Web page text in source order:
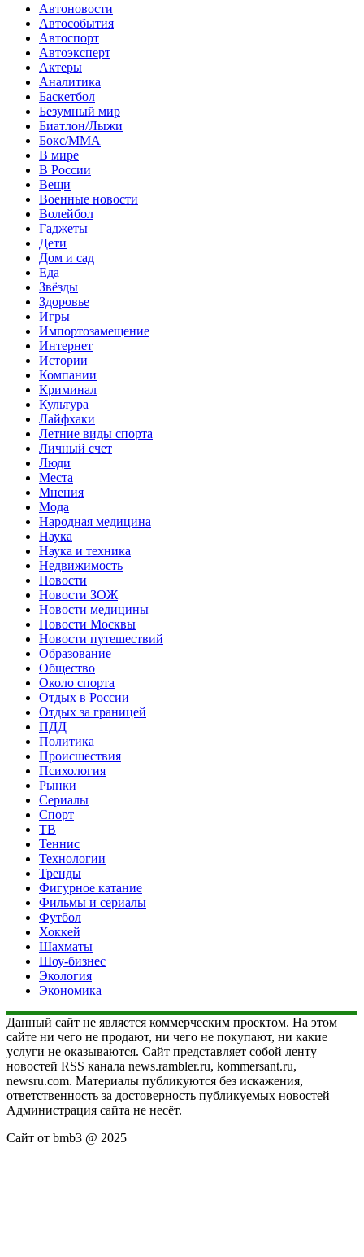
Автоновости
Автособытия
Автоспорт
Автоэксперт
Актеры
Аналитика
Баскетбол
Безумный мир
Биатлон/Лыжи
Бокс/MMA
В мире
В России
Вещи
Военные новости
Волейбол
Гаджеты
Дети
Дом и сад
Еда
Звёзды
Здоровье
Игры
Импортозамещение
Интернет
Истории
Компании
Криминал
Культура
Лайфхаки
Летние виды спорта
Личный счет
Люди
Места
Мнения
Мода
Народная медицина
Наука
Наука и техника
Недвижимость
Новости
Новости ЗОЖ
Новости медицины
Новости Москвы
Новости путешествий
Образование
Общество
Около спорта
Отдых в России
Отдых за границей
ПДД
Политика
Происшествия
Психология
Рынки
Сериалы
Спорт
ТВ
Теннис
Технологии
Тренды
Фигурное катание
Фильмы и сериалы
Футбол
Хоккей
Шахматы
Шоу-бизнес
Экология
Экономика
Данный сайт не является коммерческим проектом. На этом
сайте ни чего не продают, ни чего не покупают, ни какие
услуги не оказываются. Сайт представляет собой ленту
новостей RSS канала news.rambler.ru, kommersant.ru,
newsru.com. Материалы публикуются без искажения,
ответственность за достоверность публикуемых новостей
Администрация сайта не несёт.
Сайт от bmb3 @ 2025